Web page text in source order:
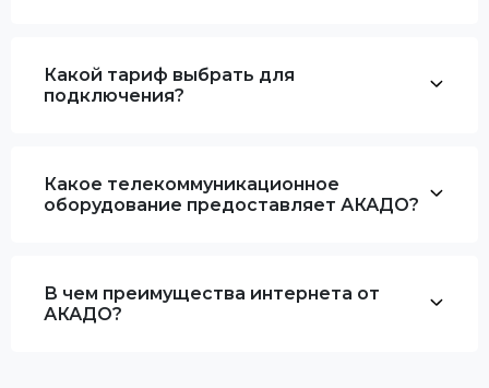
Какой тариф выбрать для
подключения?
Какое телекоммуникационное
оборудование предоставляет АКАДО?
В чем преимущества интернета от
АКАДО?